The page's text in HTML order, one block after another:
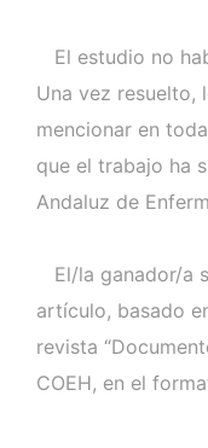
El estudio no
Una vez resuelto,
mencionar en
que el trabajo ha
Andaluz de
El/la ganador/a
artículo, basado
revista
COEH, en el